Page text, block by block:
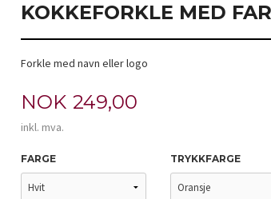
KOKKEFORKLE MED
Forkle med navn eller logo
Pris
NOK 249,00
inkl. mva.
FARGE TRYKKFARGE